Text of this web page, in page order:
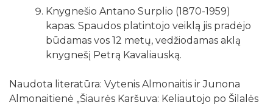
Knygnešio Antano Surplio (1870-1959)
kapas. Spaudos platintojo veiklą jis pradėjo
būdamas vos 12 metų, vedžiodamas aklą
knygnešį Petrą Kavaliauską.
Naudota literatūra: Vytenis Almonaitis ir Junona
Almonaitienė „Šiaurės Karšuva: Keliautojo po Šilalės